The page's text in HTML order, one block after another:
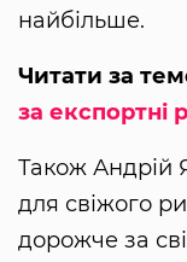
найбільше.
Читати за
за експортні
Також Андрій
для свіжого
дорожче за